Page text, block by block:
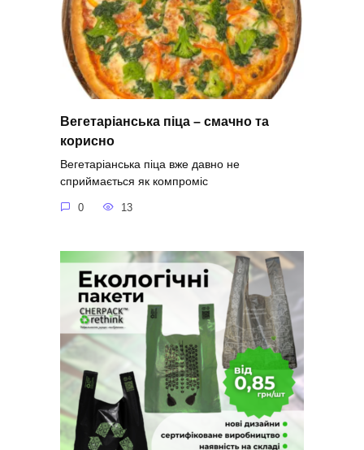
Вегетаріанська піца – смачно та
корисно
Вегетаріанська піца вже давно не
сприймається як компроміс
0 13